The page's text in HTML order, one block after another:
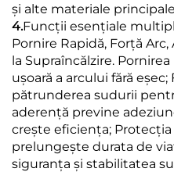
și alte materiale
4.Funcții esențiale
Pornire Rapidă, Forță
la Supraîncălzire.
ușoară a arcului fără
pătrunderea sudurii
aderență previne
crește eficiența; Protecția
prelungește durata de
siguranța și stabilitatea